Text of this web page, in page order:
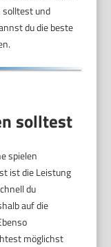
solltest und
du die beste
solltest
spielen
ist die Leistung
du
auf die
möglichst